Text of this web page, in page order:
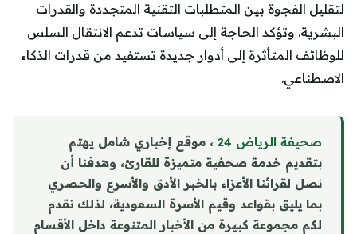
لتقليل الفجوة بين المتطلبات التقنية المتجددة والقدرات
البشرية. وتؤكد الحاجة إلى سياسات تدعم الانتقال السلس
للوظائف المتأثرة إلى أدوار جديدة تستفيد من قدرات الذكاء
الاصطناعي.
صحيفة الرياض 24
، موقع إخباري شامل يهتم
بتقديم خدمة صحفية متميزة للقارئ، وهدفنا أن
نصل لقرائنا الأعزاء بالخبر الأدق والأسرع والحصري
بما يليق بقواعد وقيم الأسرة السعودية، لذلك نقدم
لكم مجموعة كبيرة من الأخبار المتنوعة داخل الأقسام